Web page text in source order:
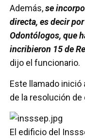
Además,se
directa, es decir
Odontólogos, que
incribieron 15 de
dijo el funcionario.
Este llamado
de la resolución
El edificio del